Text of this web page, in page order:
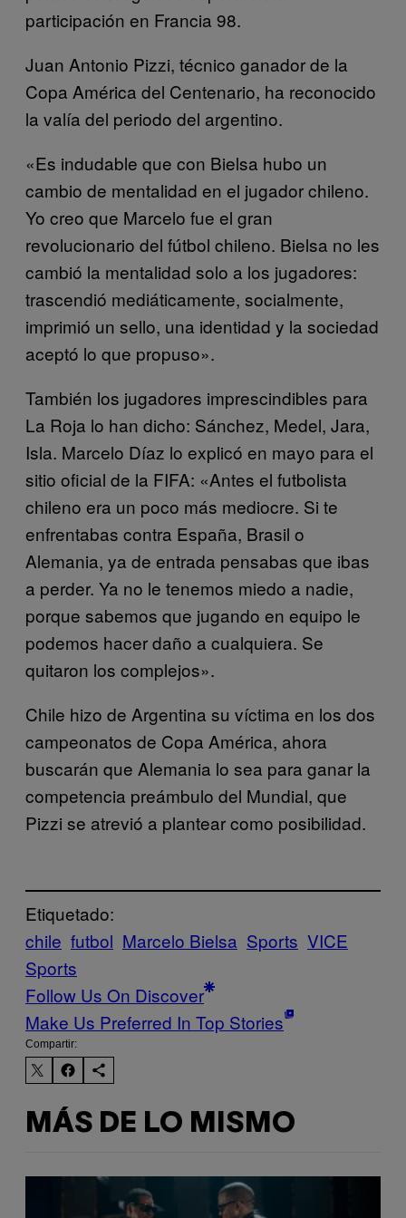
participación en Francia 98.
Juan Antonio Pizzi, técnico ganador de la
Copa América del Centenario, ha reconocido
la valía del periodo del argentino.
«Es indudable que con Bielsa hubo un
cambio de mentalidad en el jugador chileno.
Yo creo que Marcelo fue el gran
revolucionario del fútbol chileno. Bielsa no les
cambió la mentalidad solo a los jugadores:
trascendió mediáticamente, socialmente,
imprimió un sello, una identidad y la sociedad
aceptó lo que propuso».
También los jugadores imprescindibles para
La Roja lo han dicho: Sánchez, Medel, Jara,
Isla. Marcelo Díaz lo explicó en mayo para el
sitio oficial de la FIFA: «Antes el futbolista
chileno era un poco más mediocre. Si te
enfrentabas contra España, Brasil o
Alemania, ya de entrada pensabas que ibas
a perder. Ya no le tenemos miedo a nadie,
porque sabemos que jugando en equipo le
podemos hacer daño a cualquiera. Se
quitaron los complejos».
Chile hizo de Argentina su víctima en los dos
campeonatos de Copa América, ahora
buscarán que Alemania lo sea para ganar la
competencia preámbulo del Mundial, que
Pizzi se atrevió a plantear como posibilidad.
Etiquetado:
chile futbol Marcelo Bielsa Sports VICE
Sports
Follow Us On Discover
Make Us Preferred In Top Stories
Compartir:
MÁS DE LO MISMO